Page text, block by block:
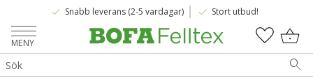
Meny
done Snabb leverans (2-5 vardagar) done Stort utbud!